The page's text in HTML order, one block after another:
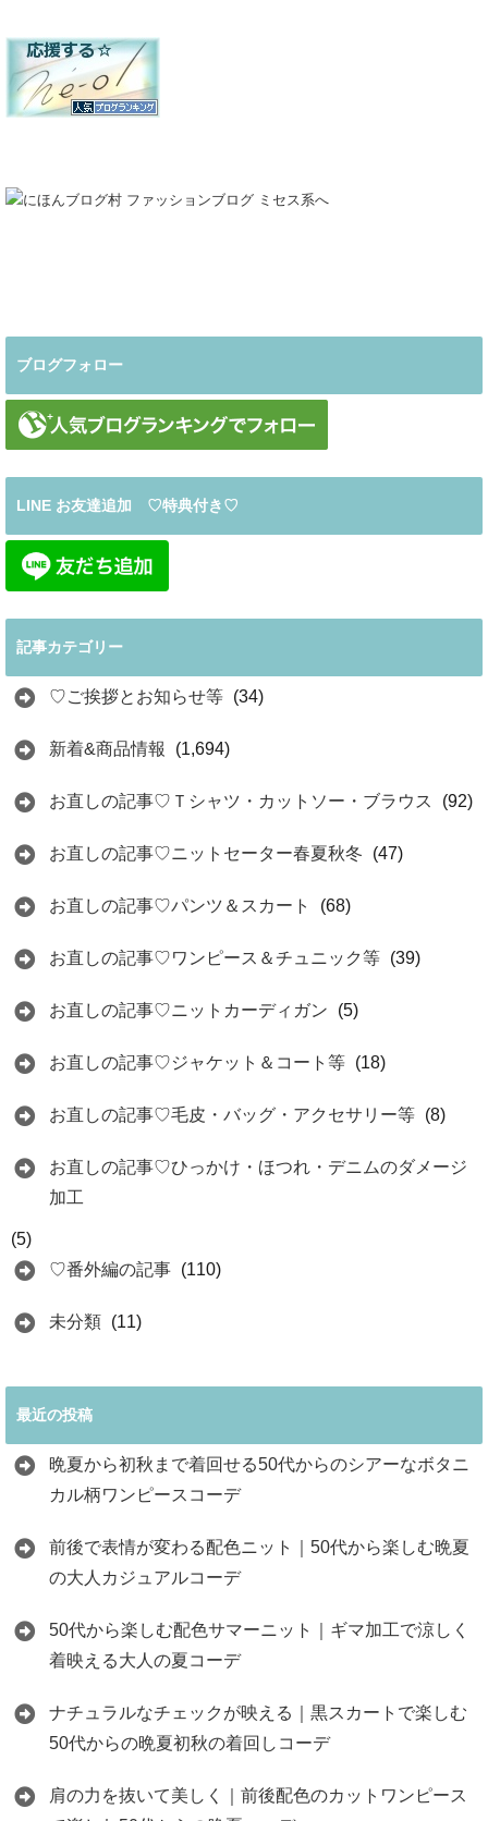
ブログフォロー
LINE お友達追加 ♡特典付き♡
記事カテゴリー
♡ご挨拶とお知らせ等 (34)
新着&商品情報 (1,694)
お直しの記事♡Ｔシャツ・カットソー・ブラウス (92)
お直しの記事♡ニットセーター春夏秋冬 (47)
お直しの記事♡パンツ＆スカート (68)
お直しの記事♡ワンピース＆チュニック等 (39)
お直しの記事♡ニットカーディガン (5)
お直しの記事♡ジャケット＆コート等 (18)
お直しの記事♡毛皮・バッグ・アクセサリー等 (8)
お直しの記事♡ひっかけ・ほつれ・デニムのダメージ
加工
(5)
♡番外編の記事 (110)
未分類 (11)
最近の投稿
晩夏から初秋まで着回せる50代からのシアーなボタニ
カル柄ワンピースコーデ
前後で表情が変わる配色ニット｜50代から楽しむ晩夏
の大人カジュアルコーデ
50代から楽しむ配色サマーニット｜ギマ加工で涼しく
着映える大人の夏コーデ
ナチュラルなチェックが映える｜黒スカートで楽しむ
50代からの晩夏初秋の着回しコーデ
肩の力を抜いて美しく｜前後配色のカットワンピース